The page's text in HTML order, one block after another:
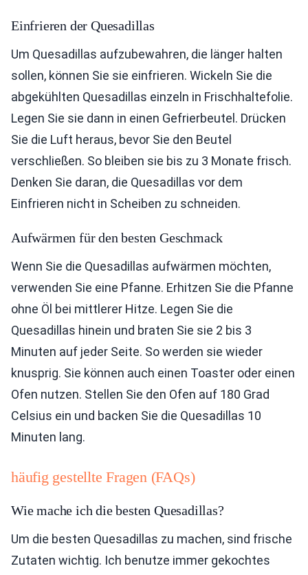
Einfrieren der Quesadillas
Um Quesadillas aufzubewahren, die länger halten
sollen, können Sie sie einfrieren. Wickeln Sie die
abgekühlten Quesadillas einzeln in Frischhaltefolie.
Legen Sie sie dann in einen Gefrierbeutel. Drücken
Sie die Luft heraus, bevor Sie den Beutel
verschließen. So bleiben sie bis zu 3 Monate frisch.
Denken Sie daran, die Quesadillas vor dem
Einfrieren nicht in Scheiben zu schneiden.
Aufwärmen für den besten Geschmack
Wenn Sie die Quesadillas aufwärmen möchten,
verwenden Sie eine Pfanne. Erhitzen Sie die Pfanne
ohne Öl bei mittlerer Hitze. Legen Sie die
Quesadillas hinein und braten Sie sie 2 bis 3
Minuten auf jeder Seite. So werden sie wieder
knusprig. Sie können auch einen Toaster oder einen
Ofen nutzen. Stellen Sie den Ofen auf 180 Grad
Celsius ein und backen Sie die Quesadillas 10
Minuten lang.
häufig gestellte Fragen (FAQs)
Wie mache ich die besten Quesadillas?
Um die besten Quesadillas zu machen, sind frische
Zutaten wichtig. Ich benutze immer gekochtes